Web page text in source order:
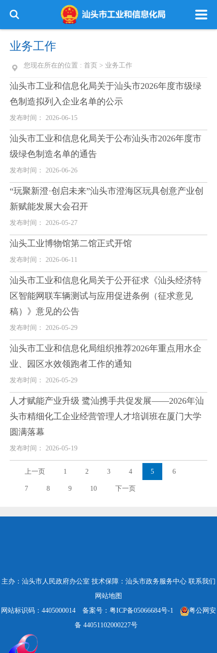
业务工作
您现在所在的位置 : 首页 > 业务工作
汕头市工业和信息化局关于汕头市2026年度市级绿
色制造拟列入企业名单的公示
发布时间： 2026-06-15
汕头市工业和信息化局关于公布汕头市2026年度市
级绿色制造名单的通告
发布时间： 2026-06-26
“玩聚新澄·创启未来”汕头市澄海区玩具创意产业创
新赋能发展大会召开
发布时间： 2026-05-27
汕头工业博物馆第二馆正式开馆
发布时间： 2026-06-11
汕头市工业和信息化局关于公开征求《汕头经济特
区智能网联车辆测试与应用促进条例（征求意见
稿）》意见的公告
发布时间： 2026-05-29
汕头市工业和信息化局组织推荐2026年重点用水企
业、园区水效领跑者工作的通知
发布时间： 2026-05-29
人才赋能产业升级 鹭汕携手共促发展——2026年汕
头市精细化工企业经营管理人才培训班在厦门大学
圆满落幕
发布时间： 2026-05-19
上一页 1 2 3 4 5 6
7 8 9 10 下一页
主办：汕头市人民政府办公室 技术保障：汕头市政务服务中心 联系我们
网站地图
网站标识码：4405000014
备案号：粤ICP备05066684号-1
粤公网安
备 44051102000227号